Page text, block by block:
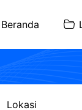
Beranda